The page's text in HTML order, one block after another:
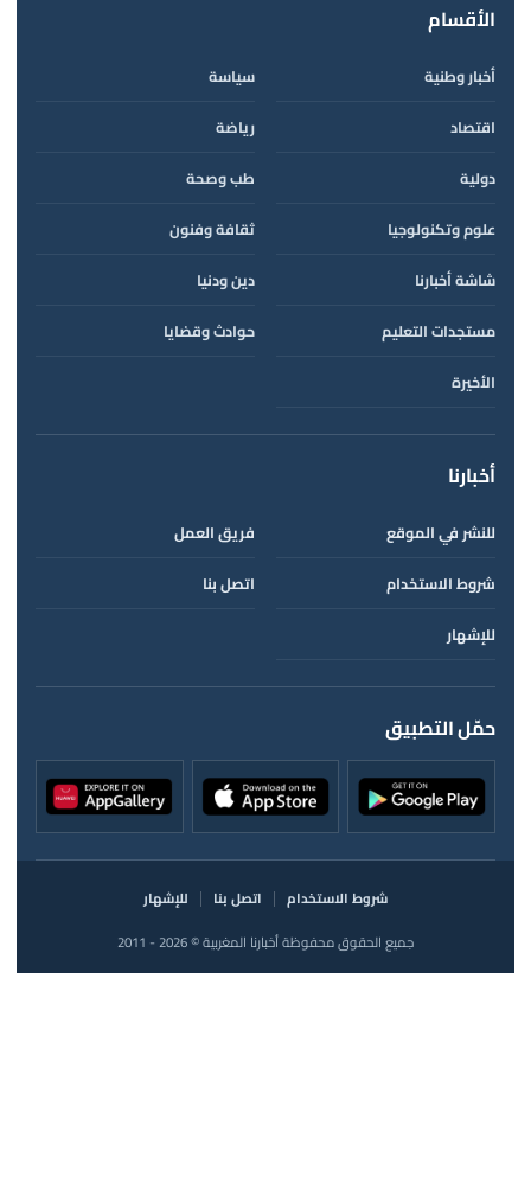
الأقسام
أخبار وطنية
سياسة
اقتصاد
رياضة
دولية
طب وصحة
علوم وتكنولوجيا
ثقافة وفنون
شاشة أخبارنا
دين ودنيا
مستجدات التعليم
حوادث وقضايا
الأخيرة
أخبارنا
للنشر في الموقع
فريق العمل
شروط الاستخدام
اتصل بنا
للإشهار
حمّل التطبيق
شروط الاستخدام اتصل بنا
للإشهار
جميع الحقوق محفوظة أخبارنا المغربية © 2026 - 2011